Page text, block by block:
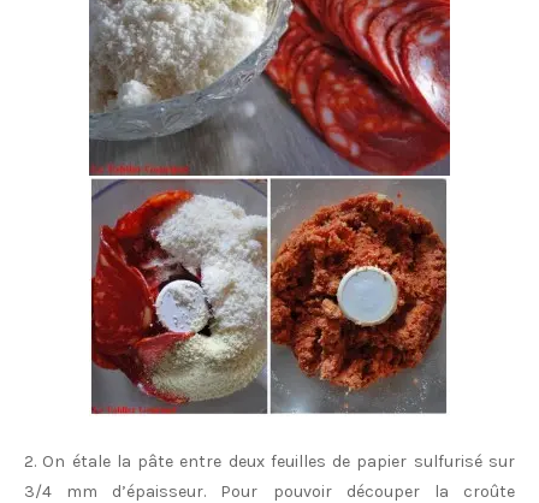
2. On étale la pâte entre deux feuilles de papier sulfurisé sur
3/4 mm d’épaisseur. Pour pouvoir découper la croûte